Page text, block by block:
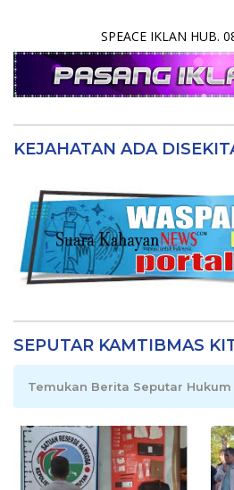
SPEACE IKLAN
KEJAHATAN ADA
SEPUTAR KAMTIBMAS
Temukan Berita Seputar